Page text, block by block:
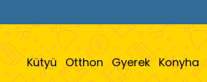
Kütyü Otthon Gyerek Konyha